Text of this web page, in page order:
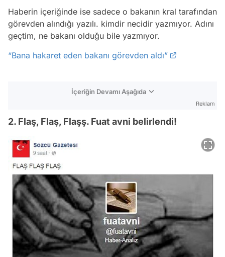
Haberin içeriğinde ise sadece o bakanın kral tarafından
görevden alındığı yazılı. kimdir necidir yazmıyor. Adını
geçtim, ne bakanı olduğu bile yazmıyor.
“Bana hakaret eden bakanı görevden aldı”
İçeriğin Devamı Aşağıda
Reklam
2. Flaş, Flaş, Flaşş. Fuat avni belirlendi!